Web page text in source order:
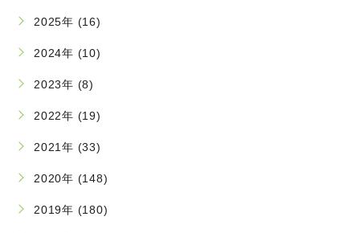
2025年 (16)
2024年 (10)
2023年 (8)
2022年 (19)
2021年 (33)
2020年 (148)
2019年 (180)